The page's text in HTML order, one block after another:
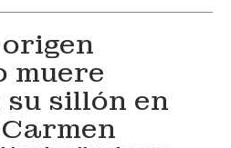
muere
sillón en